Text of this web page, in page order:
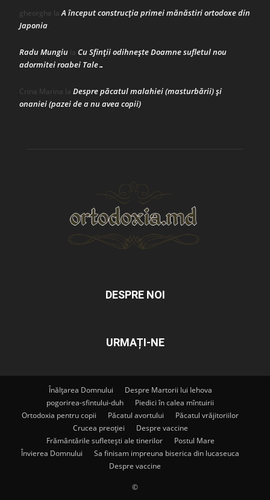
gheorghe laA început construcţia primei mănăstiri ortodoxe din
Japonia
Radu Mungiu la Cu Sfinții odihnește Doamne sufletul nou
adormitei roabei Tale…
Crina Marina la Despre păcatul malahiei (masturbării) şi
onaniei (pazei de a nu avea copii)
DESPRE NOI
URMAȚI-NE
Înălțarea Domnului
Despre Martorii lui Iehova
pogorirea-sfintului-duh
Piedici în calea mîntuirii
Ortodoxia pentru copii
Păcatul avortului
Păcatul vrăjitoriilor
Crucea preoției
Despre vaccine
Frământările sufletești ale tinerilor
Postul Mare
Învierea Domnului
Sa finisam impreuna biserica din lucaseuca
Despre vaccine
©